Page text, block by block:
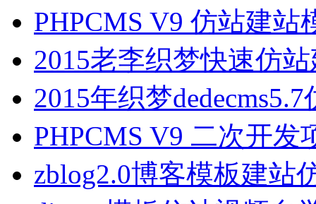
PHPCMS V9 仿站建
2015老李织梦快速仿
2015年织梦
PHPCMS V9 二次开
zblog2.0博客模板建站